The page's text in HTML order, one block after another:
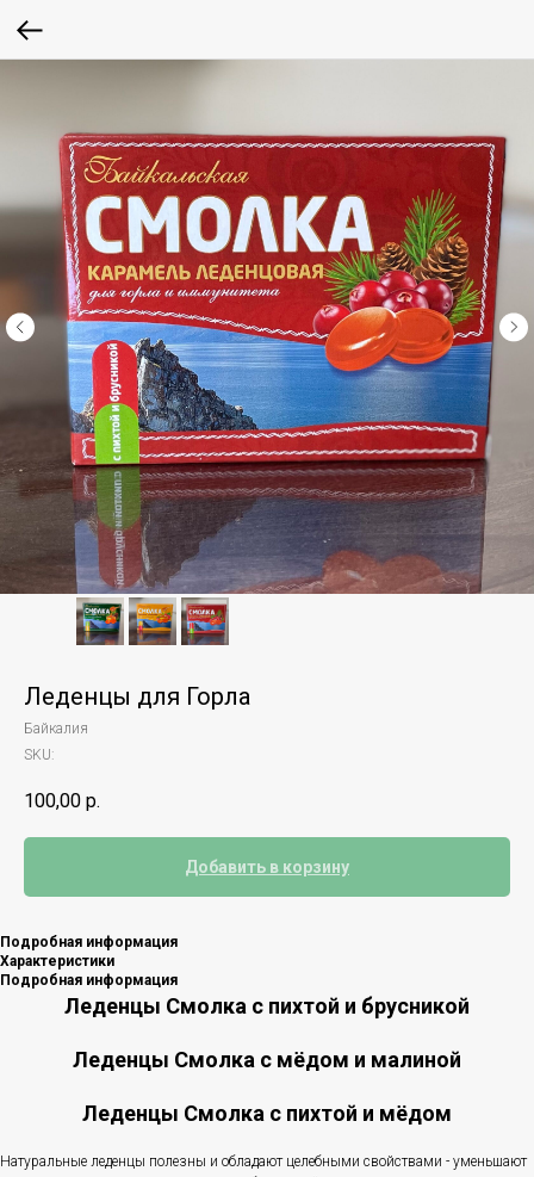
Леденцы для Горла
Байкалия
SKU:
100,00 р.
Добавить в корзину
Подробная информация
Характеристики
Подробная информация
Леденцы Смолка с пихтой и брусникой
Леденцы Смолка с мёдом и малиной
Леденцы Смолка с пихтой и мёдом
Натуральные леденцы полезны и обладают целебными свойствами - уменьшают